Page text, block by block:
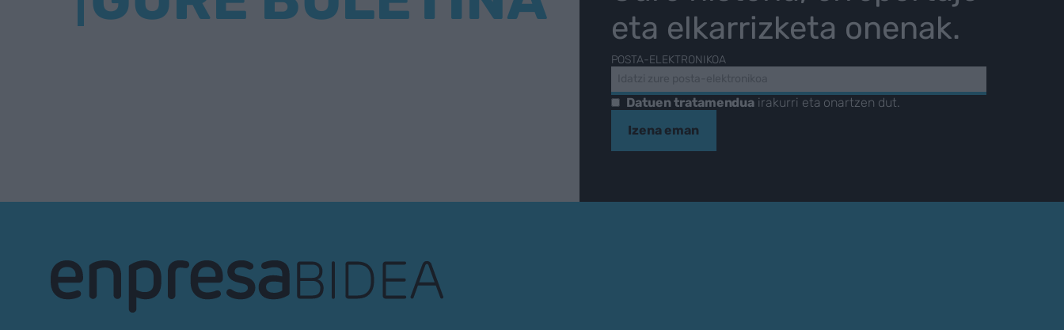
eta elkarrizketa onenak.
POSTA-ELEKTRONIKOA
Datuen tratamendua irakurri eta onartzen dut.
Izena eman